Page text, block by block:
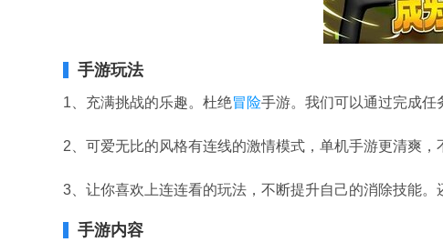
手游玩法
1、充满挑战的乐趣。杜绝冒险手游。我们可以通过完成任
2、可爱无比的风格有连线的激情模式，单机手游更清爽，
3、让你喜欢上连连看的玩法，不断提升自己的消除技能。
手游内容